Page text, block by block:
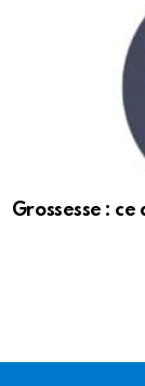
Grossesse :